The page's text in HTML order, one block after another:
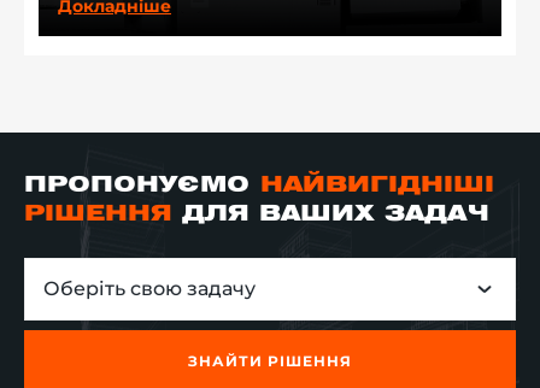
Докладніше
ПРОПОНУЄМО
НАЙВИГІДНІШІ
РІШЕННЯ
ДЛЯ ВАШИХ ЗАДАЧ
Оберіть свою задачу
ЗНАЙТИ РІШЕННЯ